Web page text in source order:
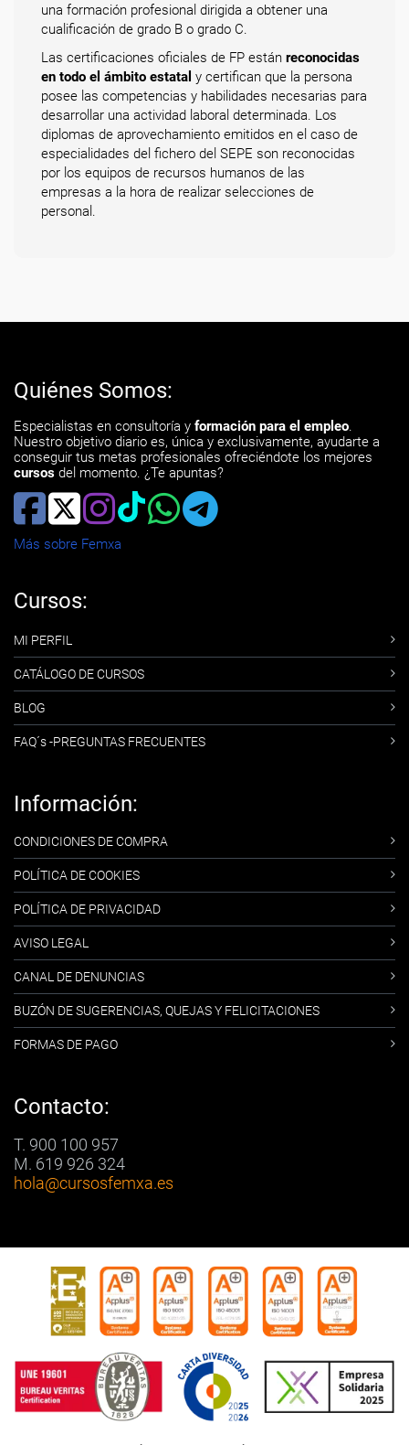
una formación profesional dirigida a obtener una
cualificación de grado B o grado C.
Las certificaciones oficiales de FP están reconocidas
en todo el ámbito estatal y certifican que la persona
posee las competencias y habilidades necesarias para
desarrollar una actividad laboral determinada. Los
diplomas de aprovechamiento emitidos en el caso de
especialidades del fichero del SEPE son reconocidas
por los equipos de recursos humanos de las
empresas a la hora de realizar selecciones de
personal.
Quiénes Somos:
Especialistas en consultoría y formación para el empleo.
Nuestro objetivo diario es, única y exclusivamente, ayudarte a
conseguir tus metas profesionales ofreciéndote los mejores
cursos del momento. ¿Te apuntas?
Más sobre Femxa
Cursos:
MI PERFIL
CATÁLOGO DE CURSOS
BLOG
FAQ´s -PREGUNTAS FRECUENTES
Información:
CONDICIONES DE COMPRA
POLÍTICA DE COOKIES
POLÍTICA DE PRIVACIDAD
AVISO LEGAL
CANAL DE DENUNCIAS
BUZÓN DE SUGERENCIAS, QUEJAS Y FELICITACIONES
FORMAS DE PAGO
Contacto:
T. 900 100 957
M. 619 926 324
hola@cursosfemxa.es